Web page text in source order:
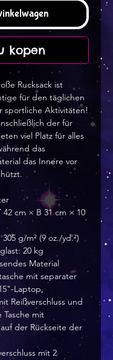
kopen
Rucksack ist
für den täglichen
sportliche Aktivitäten!
der für
viel Platz für alles
das
das Innere vor
42 cm × B 31 cm × 10
g/m² (9 oz./yd.²)
20 kg
Material
mit separater
Laptop,
Reißverschluss und
Tasche mit
auf der Rückseite der
mit 2